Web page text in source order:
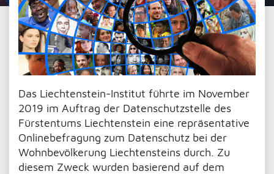
Das Liechtenstein-Institut führte im November
2019 im Auftrag der Datenschutzstelle des
Fürstentums Liechtenstein eine repräsentative
Onlinebefragung zum Datenschutz bei der
Wohnbevölkerung Liechtensteins durch. Zu
diesem Zweck wurden basierend auf dem